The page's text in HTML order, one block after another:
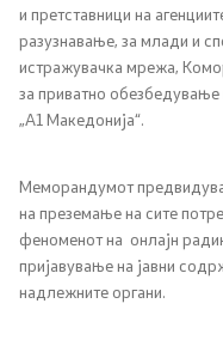
и претставници на
разузнавање, за млади и
истражувачка мрежа,
за приватно
„А1 Македонија“.
Меморандумот
на преземање на сите
феноменот на онлајн
пријавување на јавни
надлежните органи.